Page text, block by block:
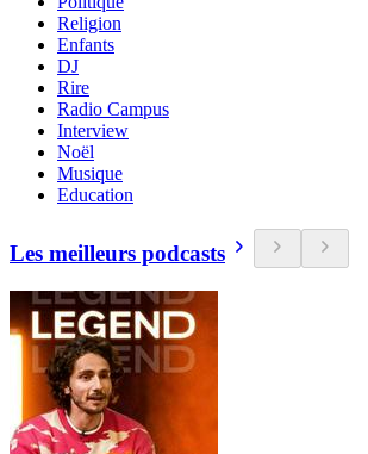
Religion
Enfants
DJ
Rire
Radio Campus
Interview
Noël
Musique
Education
Les meilleurs podcasts